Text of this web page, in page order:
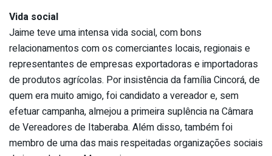
Vida social
Jaime teve uma intensa vida social, com bons
relacionamentos com os comerciantes locais, regionais e
representantes de empresas exportadoras e importadoras
de produtos agrícolas. Por insistência da família Cincorá, de
quem era muito amigo, foi candidato a vereador e, sem
efetuar campanha, almejou a primeira suplência na Câmara
de Vereadores de Itaberaba. Além disso, também foi
membro de uma das mais respeitadas organizações sociais